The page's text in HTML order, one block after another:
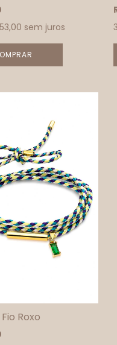
sem juros
3
Roxo